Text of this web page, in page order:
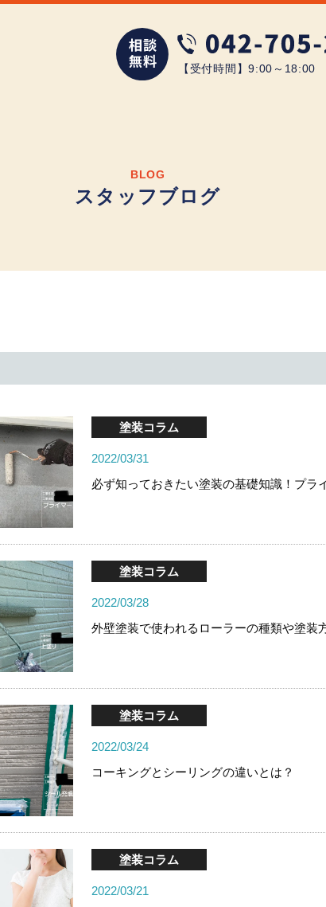
【受付時間】9:00～
BLOG
スタッフブログ
塗装コラム
2022/03/31
必ず知っておきたい塗装の基礎知識！プラ
塗装コラム
2022/03/28
外壁塗装で使われるローラーの種類や塗装
塗装コラム
2022/03/24
コーキングとシーリングの違いとは？
塗装コラム
2022/03/21